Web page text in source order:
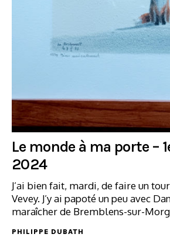
Le monde à ma porte –
2024
J’ai bien fait, mardi, de faire un
Vevey. J’y ai papoté un peu avec
maraîcher de Bremblens-sur-
PHILIPPE DUBATH